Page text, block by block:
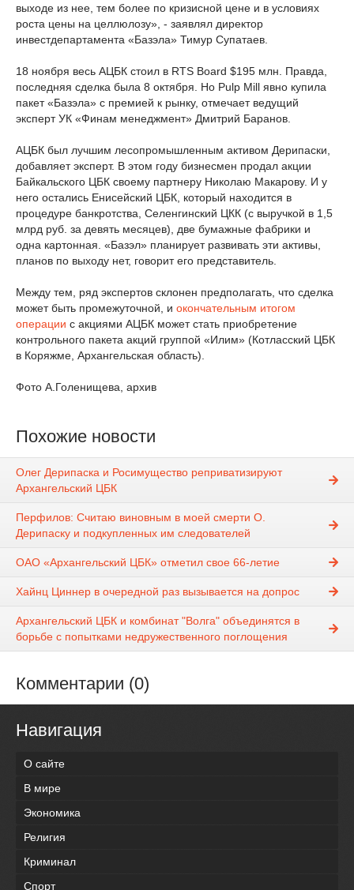
выходе из нее, тем более по кризисной цене и в условиях
роста цены на целлюлозу», - заявлял директор
инвестдепартамента «Базэла» Тимур Супатаев.
18 ноября весь АЦБК стоил в RTS Board $195 млн. Правда,
последняя сделка была 8 октября. Но Pulp Mill явно купила
пакет «Базэла» с премией к рынку, отмечает ведущий
эксперт УК «Финам менеджмент» Дмитрий Баранов.
АЦБК был лучшим лесопромышленным активом Дерипаски,
добавляет эксперт. В этом году бизнесмен продал акции
Байкальского ЦБК своему партнеру Николаю Макарову. И у
него остались Енисейский ЦБК, который находится в
процедуре банкротства, Селенгинский ЦКК (с выручкой в 1,5
млрд руб. за девять месяцев), две бумажные фабрики и
одна картонная. «Базэл» планирует развивать эти активы,
планов по выходу нет, говорит его представитель.
Между тем, ряд экспертов склонен предполагать, что сделка
может быть промежуточной, и окончательным итогом
операции с акциями АЦБК может стать приобретение
контрольного пакета акций группой «Илим» (Котласский ЦБК
в Коряжме, Архангельская область).
Фото А.Голенищева, архив
Похожие новости
Олег Дерипаска и Росимущество реприватизируют
Архангельский ЦБК
Перфилов: Считаю виновным в моей смерти О.
Дерипаску и подкупленных им следователей
ОАО «Архангельский ЦБК» отметил свое 66-летие
Хайнц Циннер в очередной раз вызывается на допрос
Архангельский ЦБК и комбинат "Волга" объединятся в
борьбе с попытками недружественного поглощения
Комментарии (0)
Навигация
О сайте
В мире
Экономика
Религия
Криминал
Спорт